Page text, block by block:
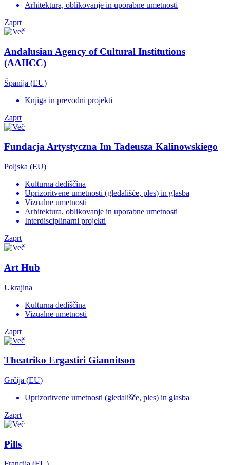
Arhitektura, oblikovanje in uporabne umetnosti
Zaprt
Andalusian Agency of Cultural Institutions
(AAIICC)
Španija (EU)
Knjiga in prevodni projekti
Zaprt
Fundacja Artystyczna Im Tadeusza Kalinowskiego
Poljska (EU)
Kulturna dediščina
Uprizoritvene umetnosti (gledališče, ples) in glasba
Vizualne umetnosti
Arhitektura, oblikovanje in uporabne umetnosti
Interdisciplinarni projekti
Zaprt
Art Hub
Ukrajina
Kulturna dediščina
Vizualne umetnosti
Zaprt
Theatriko Ergastiri Giannitson
Grčija (EU)
Uprizoritvene umetnosti (gledališče, ples) in glasba
Zaprt
Pills